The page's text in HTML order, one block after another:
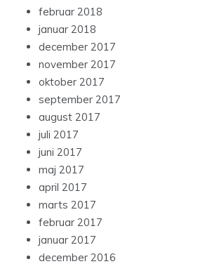
februar 2018
januar 2018
december 2017
november 2017
oktober 2017
september 2017
august 2017
juli 2017
juni 2017
maj 2017
april 2017
marts 2017
februar 2017
januar 2017
december 2016